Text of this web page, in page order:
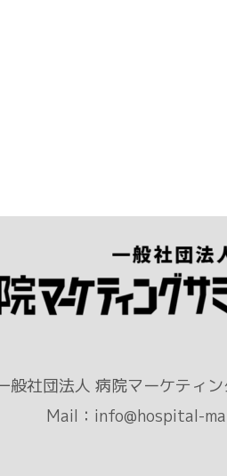
般社団法人 病院マーケティ
Mail：info@hospital-